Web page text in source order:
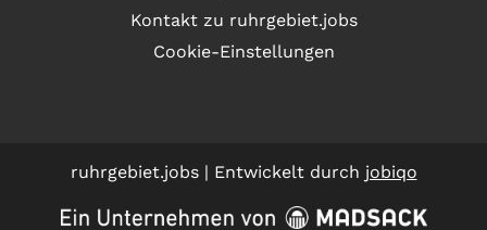
Kontakt zu ruhrgebiet.jobs
Cookie-Einstellungen
ruhrgebiet.jobs | Entwickelt durch jobiqo